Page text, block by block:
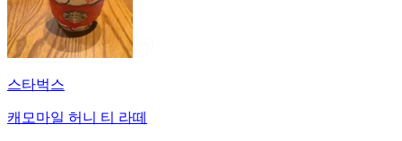
스타벅스
캐모마일 허니 티 라떼